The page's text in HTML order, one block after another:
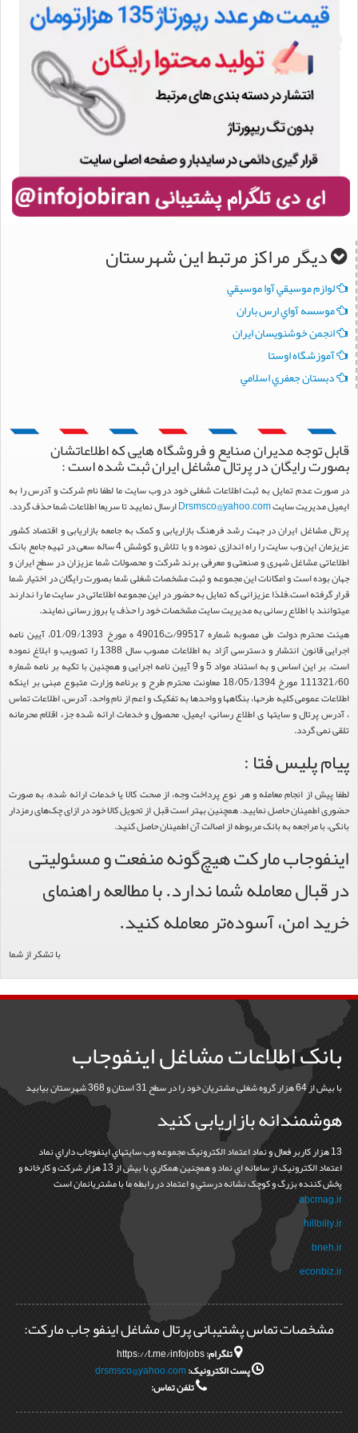
دیگر مراکز مرتبط این شهرستان
لوازم موسيقي آوا موسيقي
موسسه آواي ارس باران
انجمن خوشنويسان ايران
آموزشگاه اوستا
دبستان جعفري اسلامي
قابل توجه مدیران صنایع و فروشگاه هایی که اطلاعاتشان
بصورت رایگان در پرتال مشاغل ایران ثبت شده است :
در صورت عدم تمایل به ثبت اطلاعات شغلی خود در وب سایت ما لطفا نام شرکت و آدرس را به
ایمیل مدیریت سایتDrsmsco@yahoo.comارسال نمایید تا سریعا اطلاعات شما حذف گردد.
پرتال مشاغل ایران در جهت رشد فرهنگ بازاریابی و کمک به جامعه بازاریابی و اقتصاد کشور
عزیزمان این وب سایت را راه اندازی نموده و با تلاش و کوشش 4 ساله سعی در تهیه جامع بانک
اطلاعاتی مشاغل شهری و صنعتی و معرفی برند شرکت و محصولات شما عزیزان در سطح ایران و
جهان بوده است و امکانات این مجموعه و ثبت مشخصات شغلی شما بصورت رایگان در اختیار شما
قرار گرفته است.فلذا عزیزانی که تمایل به حضور در این مجموعه اطلاعاتی در سایت ما را ندارند
میتوانند با اطلاع رسانی به مدیریت سایت مشخصات خود را حذف یا بروز رسانی نمایند.
هیئت محترم دولت طی مصوبه شماره 99517/ت49016 ه مورخ 01/09/1393، آیین نامه
اجرایی قانون انتشار و دسترسی آزاد به اطلاعات مصوب سال 1388 را تصویب و ابلاغ نموده
است. بر این اساس و به استناد مواد 5 و 9 آیین نامه اجرایی و همچنین با تکیه بر نامه شماره
111321/60 مورخ 18/05/1394 معاونت محترم طرح و برنامه وزارت متبوع مبنی بر اینکه
اطلاعات عمومی کلیه طرحها، بنگاهها و واحدها به تفکیک و اعم از نام واحد، آدرس، اطلاعات تماس
، آدرس پرتال و سایتها ی اطلاع رسانی، ایمیل، محصول و خدمات ارائه شده جزء اقلام محرمانه
تلقی نمی گردد.
پیام پلیس فتا :
لطفا پیش از انجام معامله و هر نوع پرداخت وجه، از صحت کالا یا خدمات ارائه شده، به صورت
حضوری اطمینان حاصل نمایید. همچنین بهتر است قبل از تحویل کالا خود در ازای چک‌های رمزدار
بانکی، با مراجعه به بانک مربوطه از اصالت آن اطمینان حاصل کنید.
اینفوجاب مارکت هیچ‌گونه منفعت و مسئولیتی
در قبال معامله شما ندارد. با مطالعه راهنمای
خرید امن، آسوده‌تر معامله کنید.
با تشکر از شما
بانک اطلاعات مشاغل اینفوجاب
با بیش از 64 هزار گروه شغلی مشتریان خود را در سطح 31 استان و 368 شهرستان بیابید
هوشمندانه بازاریابی کنید
13 هزار کاربر فعال و نماد اعتماد الکترونيک مجموعه وب سايتهاي اينفوجاب داراي نماد
اعتماد الکترونيک از سامانه اي نماد و همچنين همکاري با بيش از 13 هزار شرکت و کارخانه و
پخش کننده بزرگ و کوچک نشانه درستي و اعتماد در رابطه ما با مشتريانمان است
abcmag.ir
hillbilly.ir
bneh.ir
econbiz.ir
مشخصات تماس پشتیبانی پرتال مشاغل اینفو جاب مارکت:
تلگرام:https://t.me/infojobs
پست الکترونیک:drsmsco@yahoo.com
تلفن تماس: